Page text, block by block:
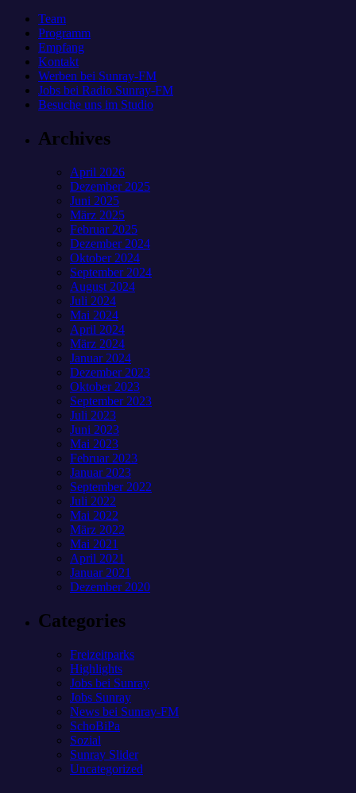
Team
Programm
Empfang
Kontakt
Werben bei Sunray-FM
Jobs bei Radio Sunray-FM
Besuche uns im Studio
Archives
April 2026
Dezember 2025
Juni 2025
März 2025
Februar 2025
Dezember 2024
Oktober 2024
September 2024
August 2024
Juli 2024
Mai 2024
April 2024
März 2024
Januar 2024
Dezember 2023
Oktober 2023
September 2023
Juli 2023
Juni 2023
Mai 2023
Februar 2023
Januar 2023
September 2022
Juli 2022
Mai 2022
März 2022
Mai 2021
April 2021
Januar 2021
Dezember 2020
Categories
Freizeitparks
Highlights
Jobs bei Sunray
Jobs Sunray
News bei Sunray-FM
SchoBiPa
Sozial
Sunray Slider
Uncategorized